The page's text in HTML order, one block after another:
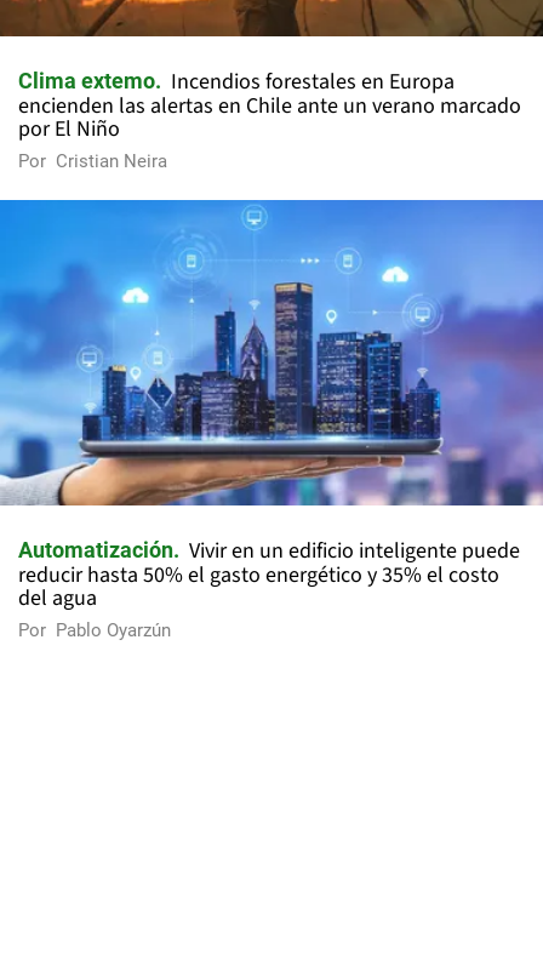
Clima extemo
Incendios forestales en Europa
encienden las alertas en Chile ante un verano marcado
por El Niño
Por Cristian Neira
Automatización
Vivir en un edificio inteligente puede
reducir hasta 50% el gasto energético y 35% el costo
del agua
Por Pablo Oyarzún